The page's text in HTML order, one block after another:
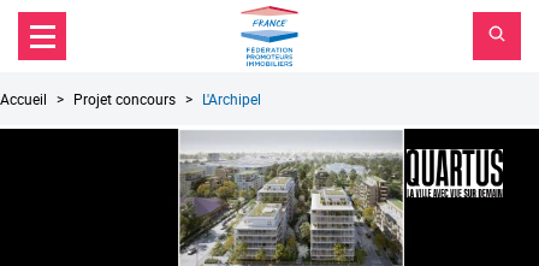
Aller au contenu principal
Aller au menu principal
Aller à la recherche
FPI
France
Accueil Projet concours L'Archipel